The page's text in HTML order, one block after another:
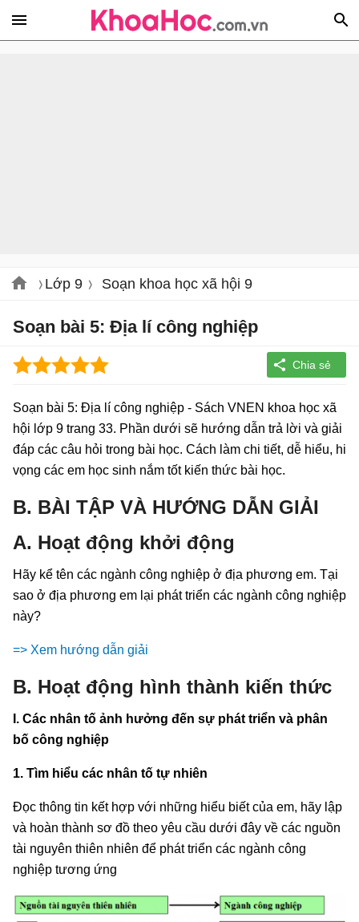
Lớp 9 Soạn khoa học xã hội 9
Soạn bài 5: Địa lí công nghiệp
Soạn bài 5: Địa lí công nghiệp - Sách VNEN khoa học xã
hội lớp 9 trang 33. Phần dưới sẽ hướng dẫn trả lời và giải
đáp các câu hỏi trong bài học. Cách làm chi tiết, dễ hiểu, hi
vọng các em học sinh nắm tốt kiến thức bài học.
B. BÀI TẬP VÀ HƯỚNG DẪN GIẢI
A. Hoạt động khởi động
Hãy kể tên các ngành công nghiệp ở địa phương em. Tại
sao ở địa phương em lại phát triển các ngành công nghiệp
này?
=> Xem hướng dẫn giải
B. Hoạt động hình thành kiến thức
I. Các nhân tố ảnh hưởng đến sự phát triển và phân
bố công nghiệp
1. Tìm hiểu các nhân tố tự nhiên
Đọc thông tin kết hợp với những hiểu biết của em, hãy lập
và hoàn thành sơ đồ theo yêu cầu dưới đây về các nguồn
tài nguyên thiên nhiên để phát triển các ngành công
nghiệp tương ứng